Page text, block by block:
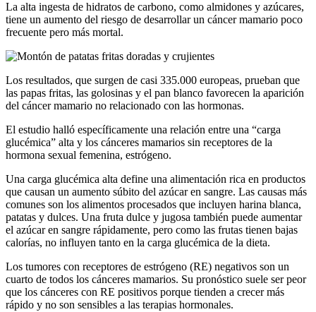
La alta ingesta de hidratos de carbono, como almidones y azúcares,
tiene un aumento del riesgo de desarrollar un cáncer mamario poco
frecuente pero más mortal.
Los resultados, que surgen de casi 335.000 europeas, prueban que
las papas fritas, las golosinas y el pan blanco favorecen la aparición
del cáncer mamario no relacionado con las hormonas.
El estudio halló específicamente una relación entre una “carga
glucémica” alta y los cánceres mamarios sin receptores de la
hormona sexual femenina, estrógeno.
Una carga glucémica alta define una alimentación rica en productos
que causan un aumento súbito del azúcar en sangre. Las causas más
comunes son los alimentos procesados que incluyen harina blanca,
patatas y dulces. Una fruta dulce y jugosa también puede aumentar
el azúcar en sangre rápidamente, pero como las frutas tienen bajas
calorías, no influyen tanto en la carga glucémica de la dieta.
Los tumores con receptores de estrógeno (RE) negativos son un
cuarto de todos los cánceres mamarios. Su pronóstico suele ser peor
que los cánceres con RE positivos porque tienden a crecer más
rápido y no son sensibles a las terapias hormonales.